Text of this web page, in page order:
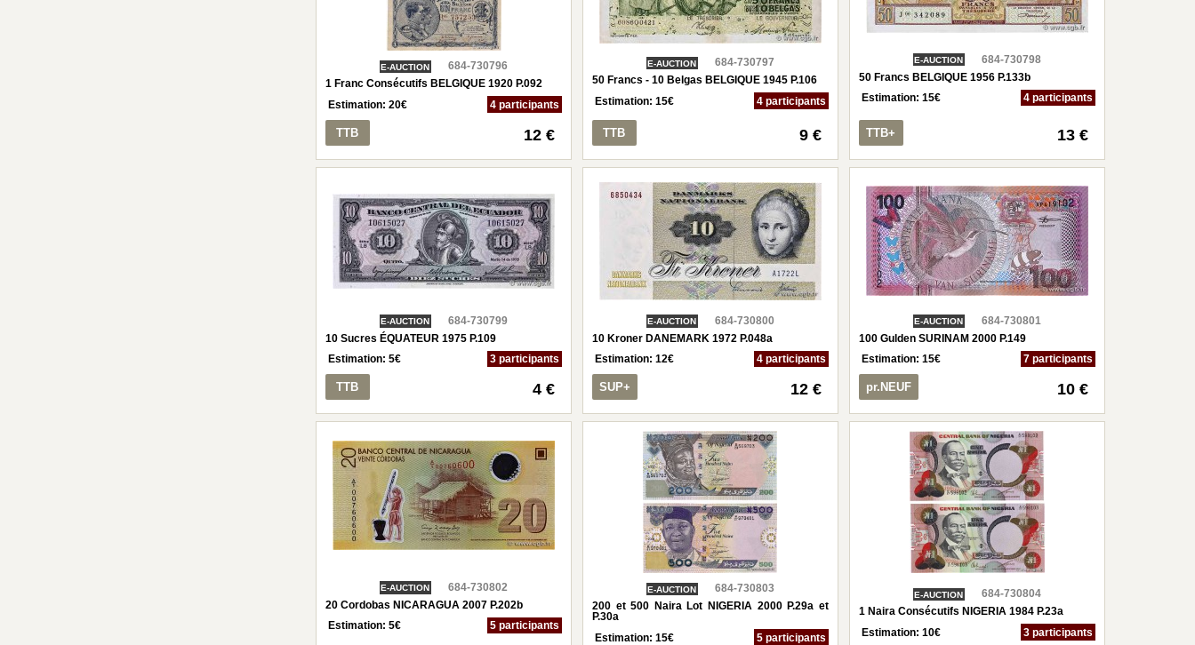
E-AUCTION
684-730796
1 Franc Consécutifs BELGIQUE 1920 P.092
Estimation:20€ 4 participants
TTB 12 €
E-AUCTION
684-730797
50 Francs - 10 Belgas BELGIQUE 1945 P.106
Estimation:15€ 4 participants
TTB 9 €
E-AUCTION
684-730798
50 Francs BELGIQUE 1956 P.133b
Estimation:15€ 4 participants
TTB+ 13 €
E-AUCTION
684-730799
10 Sucres ÉQUATEUR 1975 P.109
Estimation:5€ 3 participants
TTB 4 €
E-AUCTION
684-730800
10 Kroner DANEMARK 1972 P.048a
Estimation:12€ 4 participants
SUP+ 12 €
E-AUCTION
684-730801
100 Gulden SURINAM 2000 P.149
Estimation:15€ 7 participants
pr.NEUF 10 €
E-AUCTION
684-730802
20 Cordobas NICARAGUA 2007 P.202b
Estimation:5€ 5 participants
E-AUCTION
684-730803
200 et 500 Naira Lot NIGERIA 2000 P.29a et
P.30a
Estimation:15€ 5 participants
E-AUCTION
684-730804
1 Naira Consécutifs NIGERIA 1984 P.23a
Estimation:10€ 3 participants